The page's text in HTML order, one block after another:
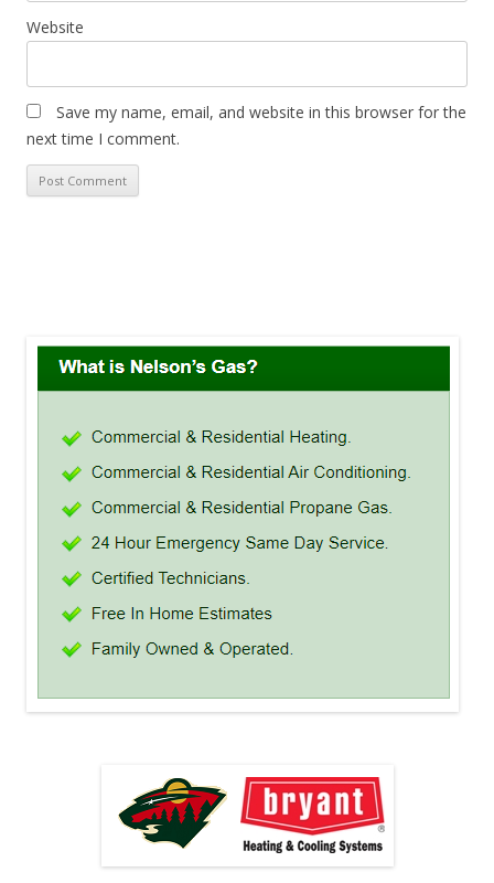
Website
Save my name, email, and website in this browser for the
next time I comment.